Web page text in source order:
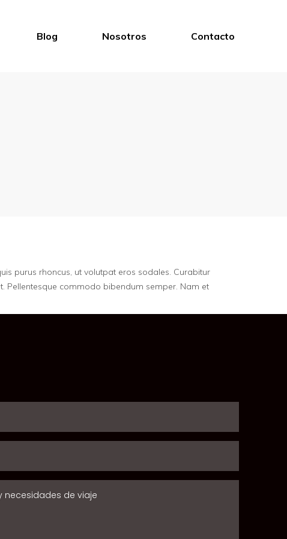
Blog Nosotros Contacto
purus rhoncus, ut volutpat eros sodales. Curabitur
Pellentesque commodo bibendum semper. Nam et